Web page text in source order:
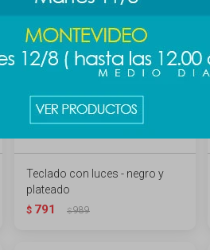
Teclado con luces - negro y
plateado
$ 791 $989